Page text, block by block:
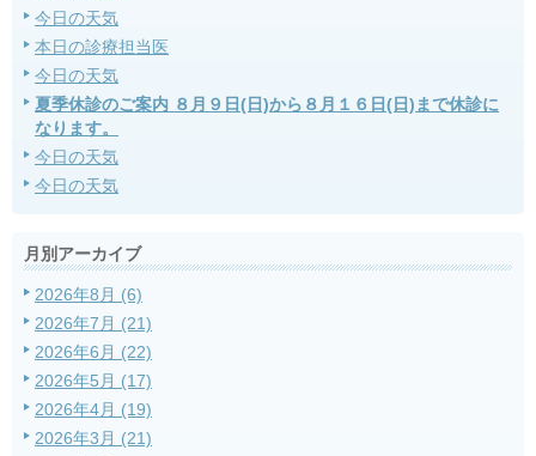
今日の天気
本日の診療担当医
今日の天気
夏季休診のご案内 ８月９日(日)から８月１６日(日)まで休診に
なります。
今日の天気
今日の天気
月別アーカイブ
2026年8月 (6)
2026年7月 (21)
2026年6月 (22)
2026年5月 (17)
2026年4月 (19)
2026年3月 (21)